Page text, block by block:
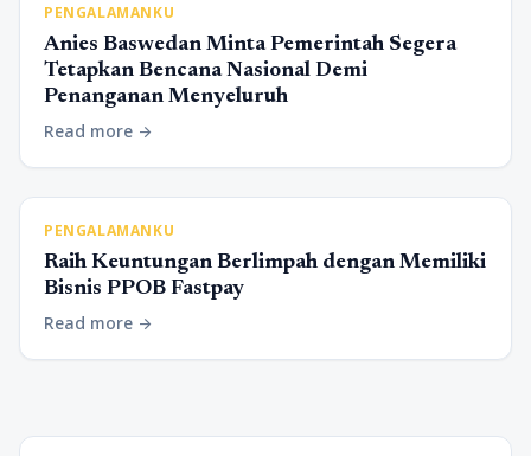
PENGALAMANKU
Anies Baswedan Minta Pemerintah Segera
Tetapkan Bencana Nasional Demi
Penanganan Menyeluruh
Read more arrow_forward
PENGALAMANKU
Raih Keuntungan Berlimpah dengan Memiliki
Bisnis PPOB Fastpay
Read more arrow_forward